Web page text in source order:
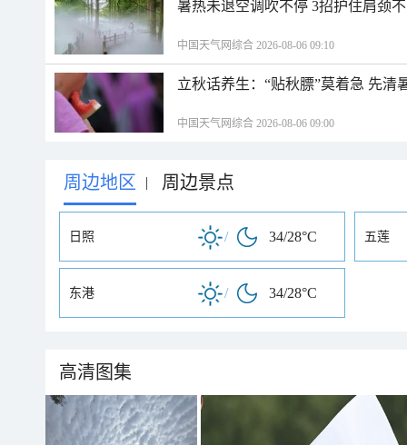
暑热未退空调吹不停 3招护住肩颈
中国天气网综合 2026-08-06 09:10
立秋话养生：“贴秋膘”莫着急 先清
中国天气网综合 2026-08-06 09:00
周边地区 | 周边景点
日照 / 34/28°C 五莲
东港 / 34/28°C
高清图集